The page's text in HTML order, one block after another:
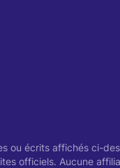
ou écrits affichés ci-
officiels. Aucune